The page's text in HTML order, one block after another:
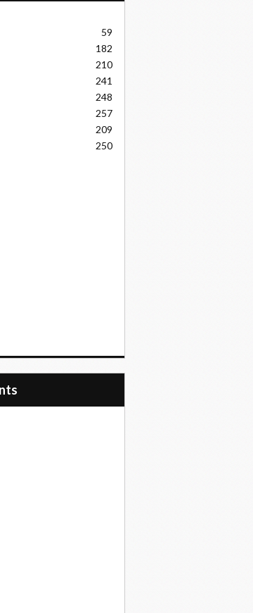
59
182
210
241
248
257
209
250